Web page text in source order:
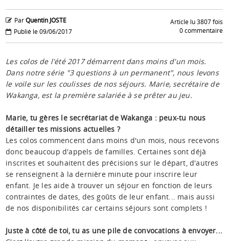
ParQuentin JOSTE
Publié le 09/06/2017
Article lu 3807 fois
0 commentaire
Les colos de l'été 2017 démarrent dans moins d'un mois.
Dans notre série "3 questions à un permanent", nous levons
le voile sur les coulisses de nos séjours. Marie, secrétaire de
Wakanga, est la première salariée à se prêter au jeu.
Marie, tu gères le secrétariat de Wakanga : peux-tu nous
détailler tes missions actuelles ?
Les colos commencent dans moins d'un mois, nous recevons
donc beaucoup d'appels de familles. Certaines sont déjà
inscrites et souhaitent des précisions sur le départ, d'autres
se renseignent à la dernière minute pour inscrire leur
enfant. Je les aide à trouver un séjour en fonction de leurs
contraintes de dates, des goûts de leur enfant... mais aussi
de nos disponibilités car certains séjours sont complets !
Juste à côté de toi, tu as une pile de convocations à envoyer...